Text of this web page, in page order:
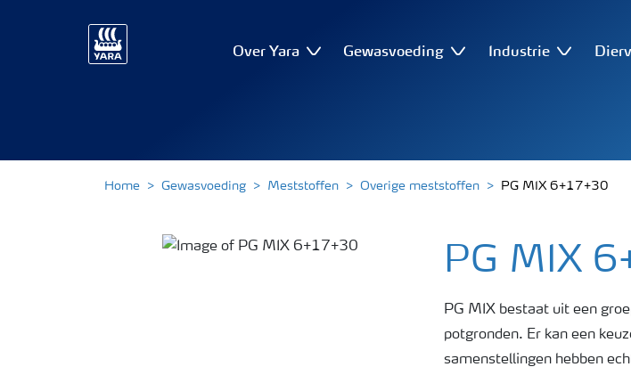
Over Yara Gewasvoeding Industrie
Home Gewasvoeding Meststoffen Overige meststoffen PG MIX 6+17+30
PG MIX
PG MIX bestaat uit een
potgronden. Er kan een
samenstellingen hebben